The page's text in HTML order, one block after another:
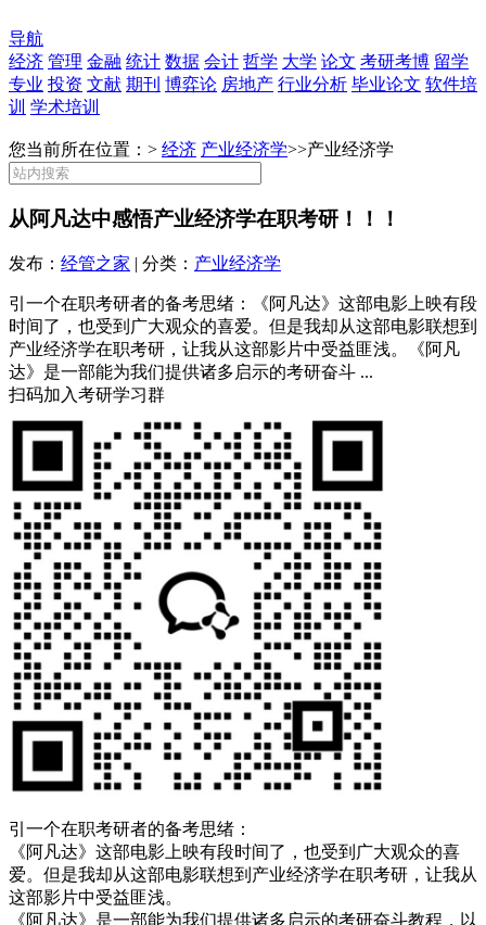
导航
经济 管理 金融 统计 数据 会计 哲学 大学 论文 考研考博 留学
专业 投资 文献 期刊 博弈论 房地产 行业分析 毕业论文 软件培
训 学术培训
您当前所在位置：> 经济 产业经济学>>产业经济学
从阿凡达中感悟产业经济学在职考研！！！
发布： 经管之家 | 分类： 产业经济学
引一个在职考研者的备考思绪：《阿凡达》这部电影上映有段
时间了，也受到广大观众的喜爱。但是我却从这部电影联想到
产业经济学在职考研，让我从这部影片中受益匪浅。《阿凡
达》是一部能为我们提供诸多启示的考研奋斗 ...
扫码加入考研学习群
引一个在职考研者的备考思绪：
《阿凡达》这部电影上映有段时间了，也受到广大观众的喜
爱。但是我却从这部电影联想到产业经济学在职考研，让我从
这部影片中受益匪浅。
《阿凡达》是一部能为我们提供诸多启示的考研奋斗教程，以